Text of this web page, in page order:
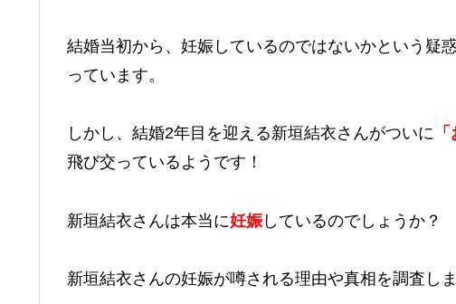
結婚当初から、妊娠しているのではないかという疑
っています。
しかし、結婚2年目を迎える新垣結衣さんがついに
飛び交っているようです！
新垣結衣さんは本当に妊娠しているのでしょうか？
新垣結衣さんの妊娠が噂される理由や真相を調査し